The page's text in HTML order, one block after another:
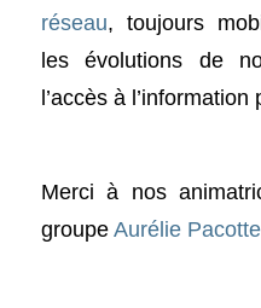
réseau, toujours
les évolutions de
l’accès à l’information
Merci à nos
groupeAurélie Pacotte